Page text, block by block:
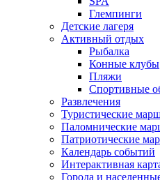
Глемпинги
Детские лагеря
Активный отдых
Рыбалка
Конные клубы
Пляжи
Спортивные
Развлечения
Туристические
Паломнические
Патриотические
Календарь событий
Интерактивная
Города и